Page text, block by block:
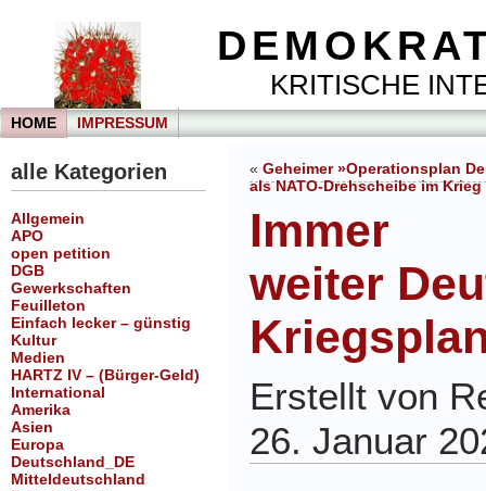
KRITISCHE
HOME IMPRESSUM
alle Kategorien
Allgemein
APO
open petition
DGB
Gewerkschaften
Feuilleton
Einfach lecker – günstig
Kultur
Medien
HARTZ IV – (Bürger-Geld)
International
Amerika
Asien
Europa
Deutschland_DE
Mitteldeutschland
« Geheimer »Operationsplan
als NATO-Drehscheibe im
Immer
weiter
Erstellt von
26. Januar